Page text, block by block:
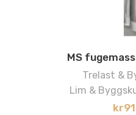
MS
Trelast &
Lim &
kr